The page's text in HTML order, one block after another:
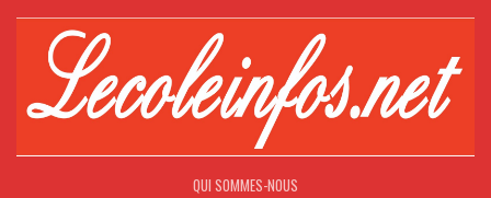
QUI SOMMES-NOUS